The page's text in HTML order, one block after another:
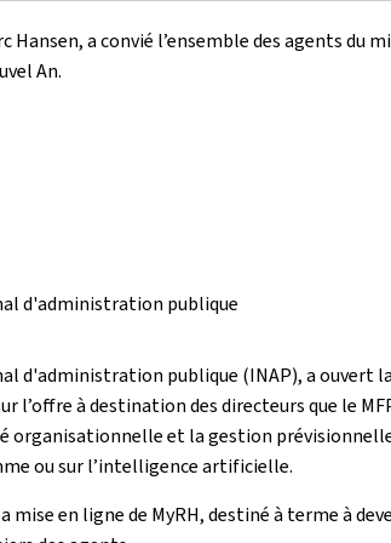
Hansen, a convié l’ensemble des agents
An.
d'administration publique
d'administration publique (INAP), a ouvert
l’offre à destination des directeurs que le
et la gestion
ou sur l’intelligence artificielle.
en ligne de MyRH, destiné à terme à